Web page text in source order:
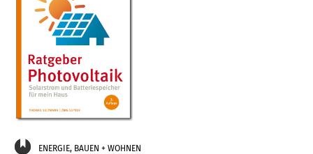
ENERGIE, BAUEN + WOHNEN